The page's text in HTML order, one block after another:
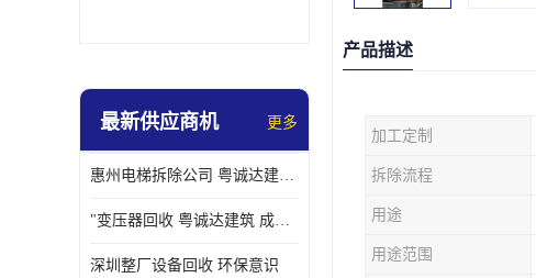
最新供应商机 更多
惠州电梯拆除公司 粤诚达建筑 安全保障
"变压器回收 粤诚达建筑 成本控制
深圳整厂设备回收 环保意识
产品描述
加工定制
拆除流程
用途
用途范围